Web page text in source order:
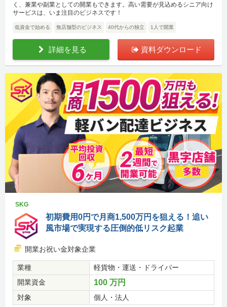
く、兼業や副業としての開業もできます。高い需要が見込めるシニア向け
サービスは、いま注目のビジネスです！
低資金で始める 無店舗型のビジネス 40代からの独立 1人で開業
詳細を見る 資料ダウンロード
SKG
初期費用0円で月商1,500万円を狙える！追い
風市場で実現する圧倒的低リスク起業
開業お祝い金対象企業
業種
軽貨物・運送・ドライバー
開業資金
100 万円
対象 個人・法人